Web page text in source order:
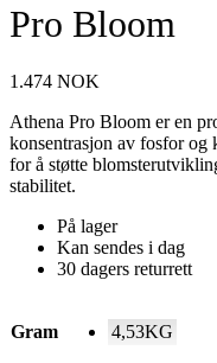
Pro Bloom
1.474 NOK
Athena Pro Bloom er en
konsentrasjon av fosfor og
for å støtte
stabilitet.
På lager
Kan sendes i dag
30 dagers returrett
Gram 4,53KG